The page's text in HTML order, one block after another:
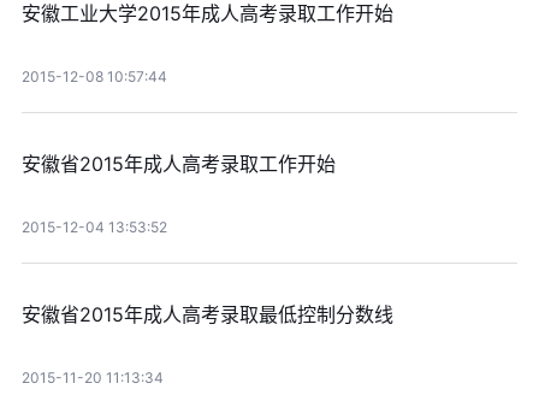
安徽工业大学2015年成人高考录取工作开始
2015-12-08 10:57:44
安徽省2015年成人高考录取工作开始
2015-12-04 13:53:52
安徽省2015年成人高考录取最低控制分数线
2015-11-20 11:13:34